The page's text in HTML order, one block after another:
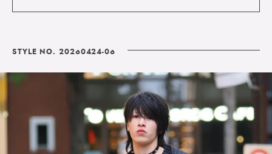
STYLE NO. 20260424-06